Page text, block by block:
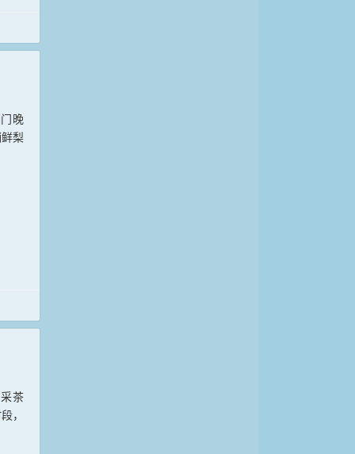
晚
梨
茶
，